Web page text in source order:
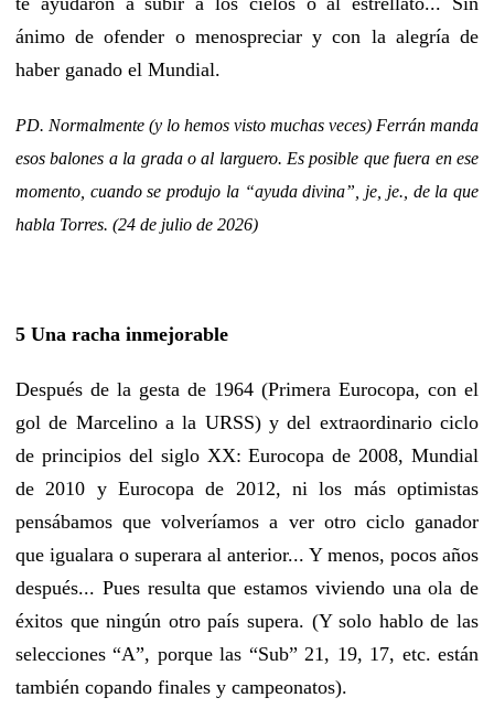
ánimo de ofender o menospreciar y con la alegría de
haber ganado el Mundial.
PD. Normalmente (y lo hemos visto muchas veces) Ferrán manda
esos balones a la grada o al larguero. Es posible que fuera en ese
momento, cuando se produjo la “ayuda divina”, je, je., de la que
habla Torres. (24 de julio de 2026)
5 Una racha inmejorable
Después de la gesta de 1964 (Primera Eurocopa, con el
gol de Marcelino a la URSS) y del extraordinario ciclo
de principios del siglo XX: Eurocopa de 2008, Mundial
de 2010 y Eurocopa de 2012, ni los más optimistas
pensábamos que volveríamos a ver otro ciclo ganador
que igualara o superara al anterior... Y menos, pocos años
después... Pues resulta que estamos viviendo una ola de
éxitos que ningún otro país supera. (Y solo hablo de las
selecciones “A”, porque las “Sub” 21, 19, 17, etc. están
también copando finales y campeonatos).